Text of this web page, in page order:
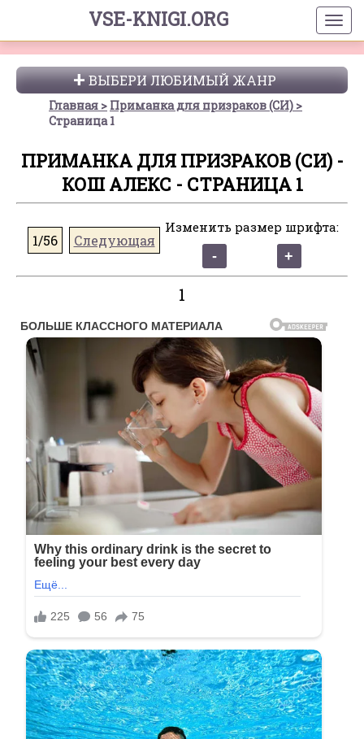
VSE-KNIGI.ORG
ВЫБЕРИ ЛЮБИМЫЙ ЖАНР
Главная
Приманка для призраков (СИ)
Страница 1
ПРИМАНКА ДЛЯ ПРИЗРАКОВ (СИ) -
КОШ АЛЕКС - СТРАНИЦА 1
1/56 Следующая
Изменить размер шрифта:
1